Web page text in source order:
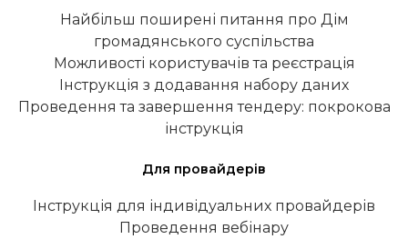
Найбільш поширені питання про Дім
громадянського суспільства
Можливості користувачів та реєстрація
Інструкція з додавання набору даних
Проведення та завершення тендеру: покрокова
інструкція
Для провайдерів
Інструкція для індивідуальних провайдерів
Проведення вебінару